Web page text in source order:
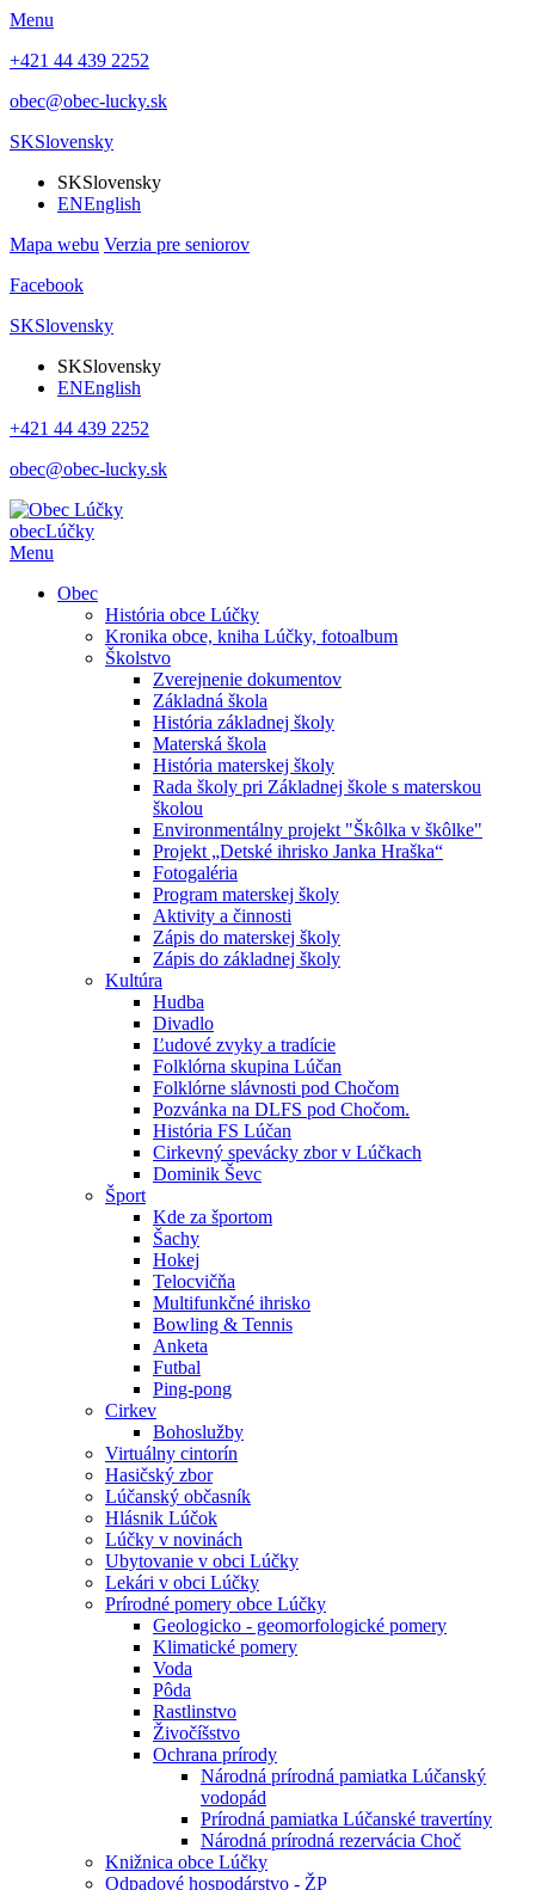
Menu
+421 44 439 2252
obec@obec-lucky.sk
SKSlovensky
SKSlovensky
ENEnglish
Mapa webu Verzia pre seniorov
Facebook
SKSlovensky
SKSlovensky
ENEnglish
+421 44 439 2252
obec@obec-lucky.sk
obecLúčky
Menu
Obec
História obce Lúčky
Kronika obce, kniha Lúčky, fotoalbum
Školstvo
Zverejnenie dokumentov
Základná škola
História základnej školy
Materská škola
História materskej školy
Rada školy pri Základnej škole s materskou
školou
Environmentálny projekt "Škôlka v škôlke"
Projekt „Detské ihrisko Janka Hraška“
Fotogaléria
Program materskej školy
Aktivity a činnosti
Zápis do materskej školy
Zápis do základnej školy
Kultúra
Hudba
Divadlo
Ľudové zvyky a tradície
Folklórna skupina Lúčan
Folklórne slávnosti pod Chočom
Pozvánka na DLFS pod Chočom.
História FS Lúčan
Cirkevný spevácky zbor v Lúčkach
Dominik Ševc
Šport
Kde za športom
Šachy
Hokej
Telocvičňa
Multifunkčné ihrisko
Bowling & Tennis
Anketa
Futbal
Ping-pong
Cirkev
Bohoslužby
Virtuálny cintorín
Hasičský zbor
Lúčanský občasník
Hlásnik Lúčok
Lúčky v novinách
Ubytovanie v obci Lúčky
Lekári v obci Lúčky
Prírodné pomery obce Lúčky
Geologicko - geomorfologické pomery
Klimatické pomery
Voda
Pôda
Rastlinstvo
Živočíšstvo
Ochrana prírody
Národná prírodná pamiatka Lúčanský
vodopád
Prírodná pamiatka Lúčanské travertíny
Národná prírodná rezervácia Choč
Knižnica obce Lúčky
Odpadové hospodárstvo - ŽP